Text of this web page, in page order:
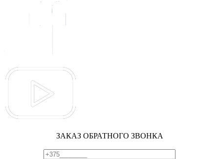
ЗАКАЗ ОБРАТНОГО ЗВОНКА